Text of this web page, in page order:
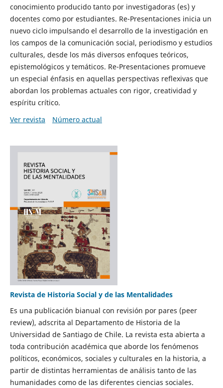
conocimiento producido tanto por investigadoras (es) y
docentes como por estudiantes. Re-Presentaciones inicia un
nuevo ciclo impulsando el desarrollo de la investigación en
los campos de la comunicación social, periodismo y estudios
culturales, desde los más diversos enfoques teóricos,
epistemológicos y temáticos. Re-Presentaciones promueve
un especial énfasis en aquellas perspectivas reflexivas que
abordan los problemas actuales con rigor, creatividad y
espíritu crítico.
Ver revista
Número actual
Revista de Historia Social y de las Mentalidades
Es una publicación bianual con revisión por pares (peer
review), adscrita al Departamento de Historia de la
Universidad de Santiago de Chile. La revista esta abierta a
toda contribución académica que aborde los fenómenos
políticos, económicos, sociales y culturales en la historia, a
partir de distintas herramientas de análisis tanto de las
humanidades como de las diferentes ciencias sociales.